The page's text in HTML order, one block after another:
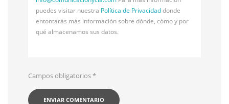
puedes visitar nuestra Política de Privacidaddonde
entontarás más información sobre dónde, cómo y por
qué almacenamos sus datos.
Campos obligatorios*